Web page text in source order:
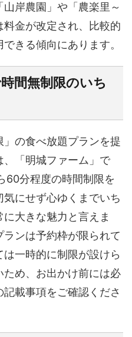
岸農園」や「農楽里～
金が改定され、比較的
きる傾向にあります。
間無制限のいち
の食べ放題プランを提
「明城ファーム」で
60分程度の時間制限を
にせず心ゆくまでいち
大きな魅力と言えま
ンは予約枠が限られて
一時的に制限が設けら
め、お出かけ前には必
載事項をご確認くださ